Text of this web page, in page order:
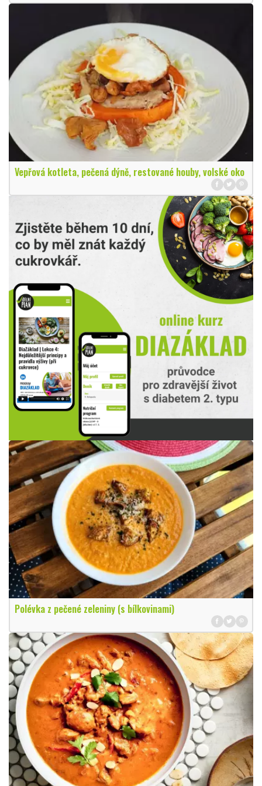
Vepřová kotleta, pečená dýně, restované houby, volské oko
Polévka z pečené zeleniny (s bílkovinami)